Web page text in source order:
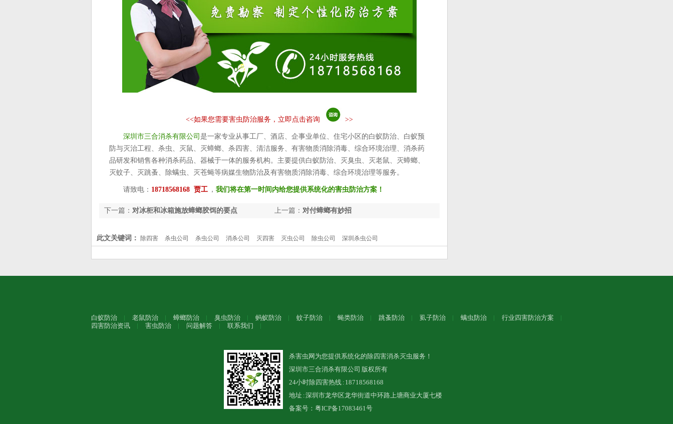
<<如果您需要害虫防治服务，立即点击咨询 >>
深圳市三合消杀有限公司 是一家专业从事工厂、酒店、企事业单位、住宅小区的白蚁防治、白蚁预
防与灭治工程、杀虫、灭鼠、灭蟑螂、杀四害、清洁服务、有害物质消除消毒、综合环境治理、消杀药
品研发和销售各种消杀药品、器械于一体的服务机构。主要提供白蚁防治、灭臭虫、灭老鼠、灭蟑螂、
灭蚊子、灭跳蚤、除螨虫、灭苍蝇等病媒生物防治及有害物质消除消毒、综合环境治理等服务。
请致电： 18718568168 贾工 ， 我们将在第一时间内给您提供系统化的害虫防治方案！
上一篇： 对付蟑螂有妙招
下一篇： 对冰柜和冰箱施放蟑螂胶饵的要点
此文关键词： 除四害 杀虫公司 杀虫公司 消杀公司 灭四害 灭虫公司 除虫公司 深圳杀虫公司
白蚁防治 老鼠防治 蟑螂防治 臭虫防治 蚂蚁防治 蚊子防治 蝇类防治 跳蚤防治 虱子防治 螨虫防治
行业四害防治方案
四害防治资讯
害虫防治 问题解答 联系我们
杀害虫网为您提供系统化的除四害消杀灭虫服务！
深圳市三合消杀有限公司 版权所有
24小时除四害热线 : 18718568168
地址 : 深圳市龙华区龙华街道中环路上塘商业大厦七楼
备案号： 粤ICP备17083461号